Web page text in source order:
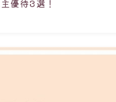
優待3選！